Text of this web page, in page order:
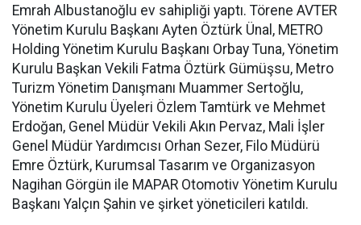
Emrah Albustanoğlu ev sahipliği yaptı. Törene AVTER
Yönetim Kurulu Başkanı Ayten Öztürk Ünal, METRO
Holding Yönetim Kurulu Başkanı Orbay Tuna, Yönetim
Kurulu Başkan Vekili Fatma Öztürk Gümüşsu, Metro
Turizm Yönetim Danışmanı Muammer Sertoğlu,
Yönetim Kurulu Üyeleri Özlem Tamtürk ve Mehmet
Erdoğan, Genel Müdür Vekili Akın Pervaz, Mali İşler
Genel Müdür Yardımcısı Orhan Sezer, Filo Müdürü
Emre Öztürk, Kurumsal Tasarım ve Organizasyon
Nagihan Görgün ile MAPAR Otomotiv Yönetim Kurulu
Başkanı Yalçın Şahin ve şirket yöneticileri katıldı.